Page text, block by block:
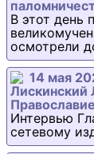
В этот день
осмотрели
14 мая
Интервью
сетевому